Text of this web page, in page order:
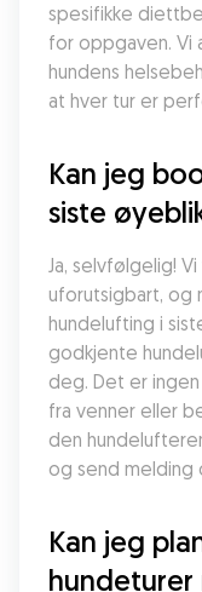
spesifikke
for oppgaven. Vi
hundens
at hver tur er
Kan jeg
siste
Ja, selvfølgelig!
uforutsigbart, og
hundelufting i
godkjente
deg. Det er
fra venner eller
den
og send melding
Kan jeg
hundeturer